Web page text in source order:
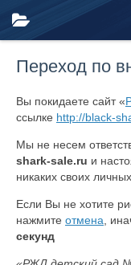
Переход по
Вы покидаете сайт «
ссылке http://black-
Мы не несем
shark-sale.ru и
никаких своих
Если Вы не хотите
нажмите отмена ,
секунд